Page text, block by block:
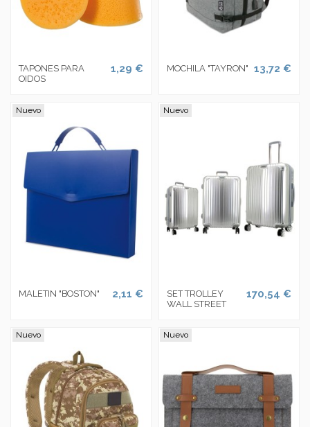
TAPONES PARA
OIDOS
1,29 € MOCHILA "TAYRON" 13,72 €
Nuevo
MALETIN "BOSTON" 2,11 €
Nuevo
SET TROLLEY
WALL STREET
170,54 €
Nuevo Nuevo